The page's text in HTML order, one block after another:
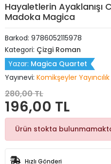
Hayaletlerin Ayaklanışı
Madoka Magica
Barkod: 9786052115978
Kategori: Çizgi Roman
Yazar: Magica Quartet
Yayınevi: Komikşeyler Yayıncılık
280,00 TL
196,00 TL
Ürün stokta
Hızlı Gönderi